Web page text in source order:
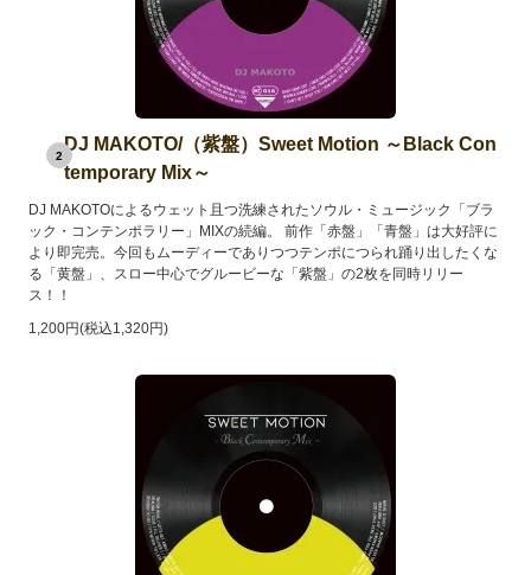
2
DJ MAKOTO/（紫盤）Sweet Motion ～Black Con
temporary Mix～
DJ MAKOTOによるウェット且つ洗練されたソウル・ミュージック「ブラ
ック・コンテンポラリー」MIXの続編。 前作「赤盤」「青盤」は大好評に
より即完売。今回もムーディーでありつつテンポにつられ踊り出したくな
る「黄盤」、スロー中心でグルービーな「紫盤」の2枚を同時リリー
ス！！
1,200円(税込1,320円)